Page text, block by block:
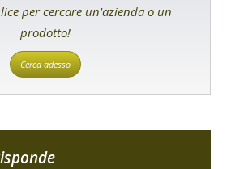
per cercare un'azienda o un
prodotto!
Cerca adesso